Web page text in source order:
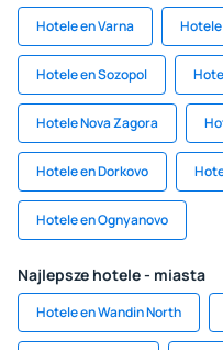
Hotele en Varna
Hotele en Sozopol
Hotele Nova Zagora
Hotele en Dorkovo
Hotele en Ognyanovo
Najlepsze hotele - miasta
Hotele en Wandin North